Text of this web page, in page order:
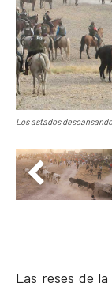
Los astados
Las reses de